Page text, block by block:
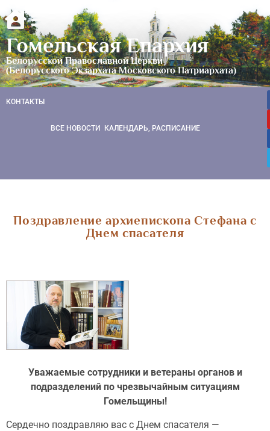
Гомельская Епархия
Белорусской Православной Церкви
(Белорусского Экзархата Московского Патриархата)
КОНТАКТЫ
ВСЕ НОВОСТИ КАЛЕНДАРЬ, РАСПИСАНИЕ
Поздравление архиепископа Стефана с
Днем спасателя
Уважаемые сотрудники и ветераны органов и
подразделений по чрезвычайным ситуациям
Гомельщины!
Сердечно поздравляю вас с Днем спасателя —